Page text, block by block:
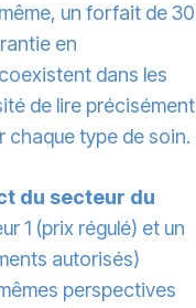
un forfait de 30
en
dans les
de lire précisément
chaque type de soin.
du secteur du
1 (prix régulé) et un
autorisés)
perspectives